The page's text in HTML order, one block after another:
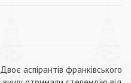
Двоє аспірантів франківського